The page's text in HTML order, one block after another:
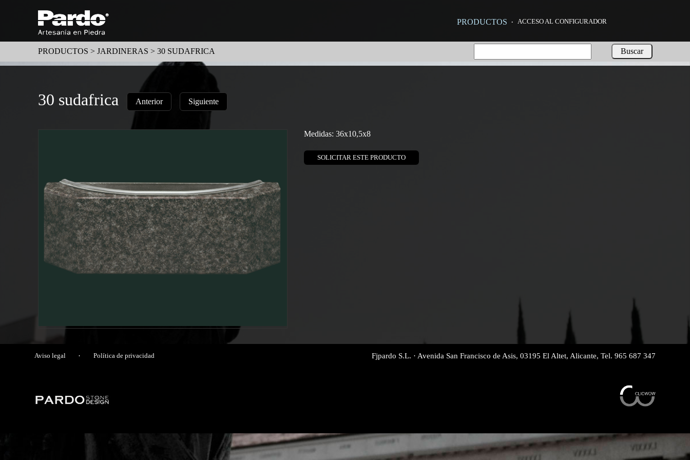
PRODUCTOS · ACCESO AL CONFIGURADOR
PRODUCTOS > JARDINERAS > 30 SUDAFRICA
30 sudafrica Anterior Siguiente
Medidas: 36x10,5x8
SOLICITAR ESTE PRODUCTO
Aviso legal · Política de privacidad Fjpardo S.L. · Avenida San Francisco de Asis, 03195 El Altet, Alicante, Tel. 965 687 347